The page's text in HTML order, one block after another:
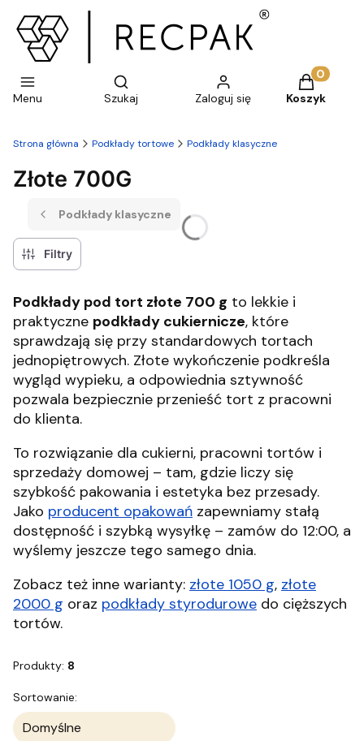
Menu
Otwórz wyszukiwarkę
Szukaj Zaloguj się
Produkty
Koszyk
Strona główna Podkłady tortowe Podkłady klasyczne
Złote 700G
Podkłady klasyczne
Filtry
Podkłady pod tort złote 700 g to lekkie i
praktyczne podkłady cukiernicze, które
sprawdzają się przy standardowych tortach
jednopiętrowych. Złote wykończenie podkreśla
wygląd wypieku, a odpowiednia sztywność
pozwala bezpiecznie przenieść tort z pracowni
do klienta.
To rozwiązanie dla cukierni, pracowni tortów i
sprzedaży domowej – tam, gdzie liczy się
szybkość pakowania i estetyka bez przesady.
Jako producent opakowań zapewniamy stałą
dostępność i szybką wysyłkę – zamów do 12:00, a
wyślemy jeszcze tego samego dnia.
Zobacz też inne warianty: złote 1050 g, złote
2000 g oraz podkłady styrodurowe do cięższych
tortów.
Produkty: 8
Lista produktów
Sortowanie:
Domyślne